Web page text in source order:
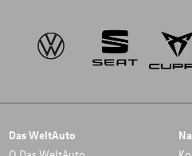
Das WeltAuto